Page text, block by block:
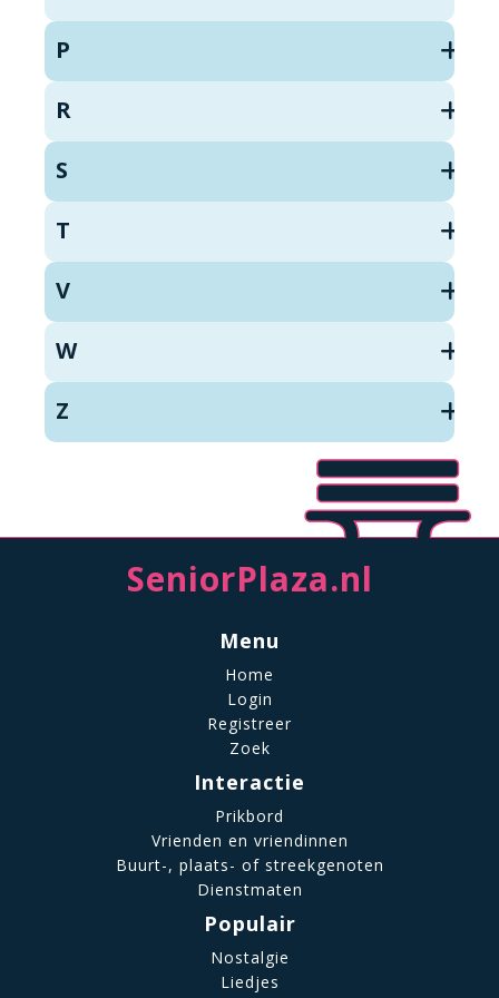
P
R
S
T
V
W
Z
SeniorPlaza.nl
Menu
Home
Login
Registreer
Zoek
Interactie
Prikbord
Vrienden en vriendinnen
Buurt-, plaats- of streekgenoten
Dienstmaten
Populair
Nostalgie
Liedjes